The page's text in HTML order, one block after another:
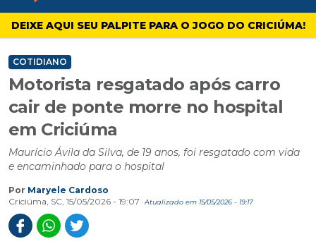
4oito
DEIXE AQUI SEU PALPITE PARA O JOGO DO CRICIÚMA!
COTIDIANO
Motorista resgatado após carro
cair de ponte morre no hospital
em Criciúma
Maurício Ávila da Silva, de 19 anos, foi resgatado com vida
e encaminhado para o hospital
Por Maryele Cardoso
Criciúma, SC, 15/05/2026 - 19:07
Atualizado em 15/05/2026 - 19:17